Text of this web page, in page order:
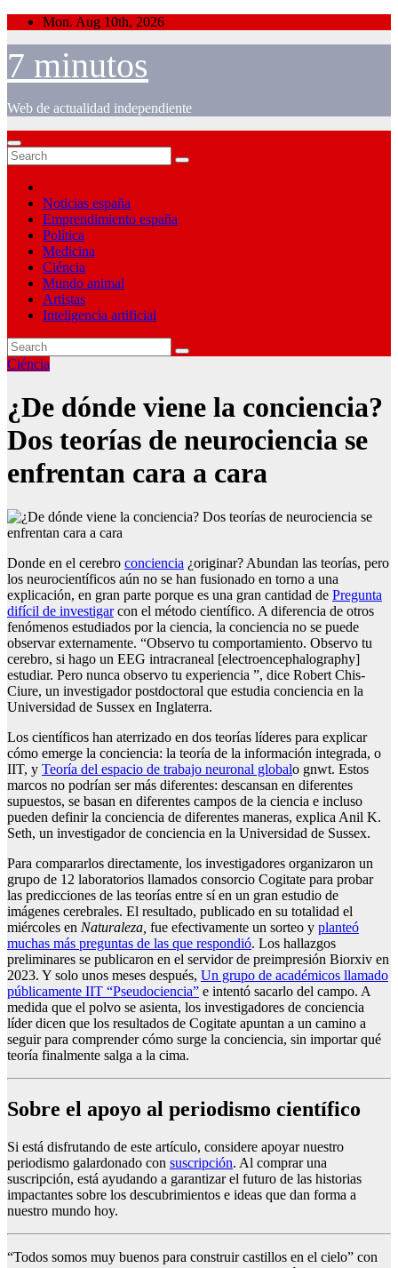
Skip
content
Mon. Aug 10th, 2026
7 minutos
Web de actualidad independiente
Noticias españa
Emprendimiento españa
Política
Medicina
Ciéncia
Mundo animal
Artistas
Inteligencia artificial
Ciéncia
¿De dónde viene la conciencia?
Dos teorías de neurociencia se
enfrentan cara a cara
Donde en el cerebro conciencia ¿originar? Abundan las teorías, pero
los neurocientíficos aún no se han fusionado en torno a una
explicación, en gran parte porque es una gran cantidad de Pregunta
difícil de investigarcon el método científico. A diferencia de otros
fenómenos estudiados por la ciencia, la conciencia no se puede
observar externamente. “Observo tu comportamiento. Observo tu
cerebro, si hago un EEG intracraneal [electroencephalography]
estudiar. Pero nunca observo tu experiencia ”, dice Robert Chis-
Ciure, un investigador postdoctoral que estudia conciencia en la
Universidad de Sussex en Inglaterra.
Los científicos han aterrizado en dos teorías líderes para explicar
cómo emerge la conciencia: la teoría de la información integrada, o
IIT, y Teoría del espacio de trabajo neuronal globalo gnwt. Estos
marcos no podrían ser más diferentes: descansan en diferentes
supuestos, se basan en diferentes campos de la ciencia e incluso
pueden definir la conciencia de diferentes maneras, explica Anil K.
Seth, un investigador de conciencia en la Universidad de Sussex.
Para compararlos directamente, los investigadores organizaron un
grupo de 12 laboratorios llamados consorcio Cogitate para probar
las predicciones de las teorías entre sí en un gran estudio de
imágenes cerebrales. El resultado, publicado en su totalidad el
miércoles en Naturaleza, fue efectivamente un sorteo y planteó
muchas más preguntas de las que respondió. Los hallazgos
preliminares se publicaron en el servidor de preimpresión Biorxiv en
2023. Y solo unos meses después, Un grupo de académicos llamado
públicamente IIT “Pseudociencia” e intentó sacarlo del campo. A
medida que el polvo se asienta, los investigadores de conciencia
líder dicen que los resultados de Cogitate apuntan a un camino a
seguir para comprender cómo surge la conciencia, sin importar qué
teoría finalmente salga a la cima.
Sobre el apoyo al periodismo científico
Si está disfrutando de este artículo, considere apoyar nuestro
periodismo galardonado con suscripción. Al comprar una
suscripción, está ayudando a garantizar el futuro de las historias
impactantes sobre los descubrimientos e ideas que dan forma a
nuestro mundo hoy.
“Todos somos muy buenos para construir castillos en el cielo” con